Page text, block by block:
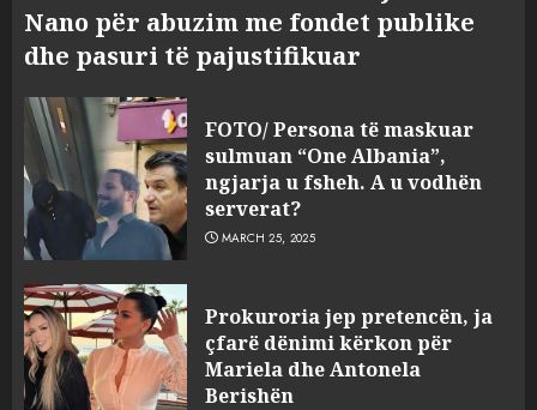
Nano për abuzim me fondet publike
dhe pasuri të pajustifikuar
FOTO/ Persona të maskuar
sulmuan “One Albania”,
ngjarja u fsheh. A u vodhën
serverat?
MARCH 25, 2025
Prokuroria jep pretencën, ja
çfarë dënimi kërkon për
Mariela dhe Antonela
Berishën